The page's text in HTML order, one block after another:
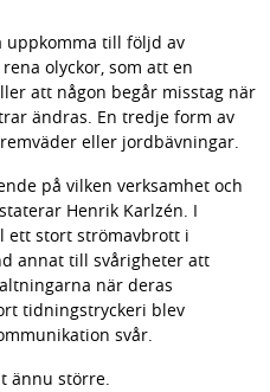
uppkomma till följd av
olyckor, som att en
att någon begår misstag när
ändras. En tredje form av
eller jordbävningar.
på vilken verksamhet och
Henrik Karlzén. I
ett stort strömavbrott i
annat till svårigheter att
när deras
tidningstryckeri blev
svår.
ännu större.